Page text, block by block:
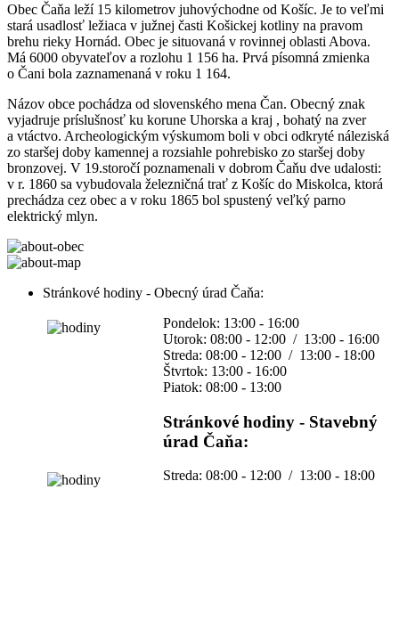
Obec Čaňa leží 15 kilometrov juhovýchodne od Košíc. Je to veľmi
stará usadlosť ležiaca v južnej časti Košickej kotliny na pravom
brehu rieky Hornád. Obec je situovaná v rovinnej oblasti Abova.
Má 6000 obyvateľov a rozlohu 1 156 ha. Prvá písomná zmienka
o Čani bola zaznamenaná v roku 1 164.
Názov obce pochádza od slovenského mena Čan. Obecný znak
vyjadruje príslušnosť ku korune Uhorska a kraj , bohatý na zver
a vtáctvo. Archeologickým výskumom boli v obci odkryté náleziská
zo staršej doby kamennej a rozsiahle pohrebisko zo staršej doby
bronzovej. V 19.storočí poznamenali v dobrom Čaňu dve udalosti:
v r. 1860 sa vybudovala železničná trať z Košíc do Miskolca, ktorá
prechádza cez obec a v roku 1865 bol spustený veľký parno
elektrický mlyn.
Stránkové hodiny - Obecný úrad Čaňa:
Pondelok: 13:00 - 16:00
Utorok: 08:00 - 12:00 / 13:00 - 16:00
Streda: 08:00 - 12:00 / 13:00 - 18:00
Štvrtok: 13:00 - 16:00
Piatok: 08:00 - 13:00
Stránkové hodiny - Stavebný
úrad Čaňa:
Streda: 08:00 - 12:00 / 13:00 - 18:00